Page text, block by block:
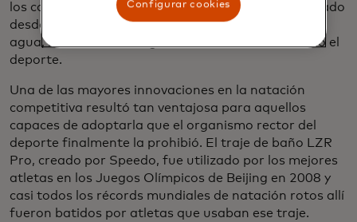
los conceptos básicos de la natación no han cambiado
desde que nos encontramos por primera vez en el
agua, la nueva tecnología continúa transformando el
deporte.
Una de las mayores innovaciones en la natación
competitiva resultó tan ventajosa para aquellos
capaces de adoptarla que el organismo rector del
deporte finalmente la prohibió. El traje de baño LZR
Pro, creado por Speedo, fue utilizado por los mejores
atletas en los Juegos Olímpicos de Beijing en 2008 y
casi todos los récords mundiales de natación rotos allí
fueron batidos por atletas que usaban ese traje.
Configurar cookies